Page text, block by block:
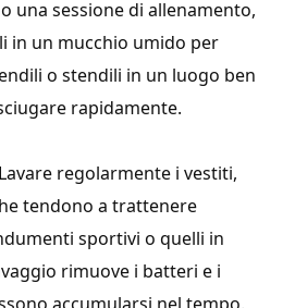
una sessione di allenamento,
in un mucchio umido per
o stendili in un luogo ben
rapidamente.
regolarmente i vestiti,
tendono a trattenere
sportivi o quelli in
rimuove i batteri e i